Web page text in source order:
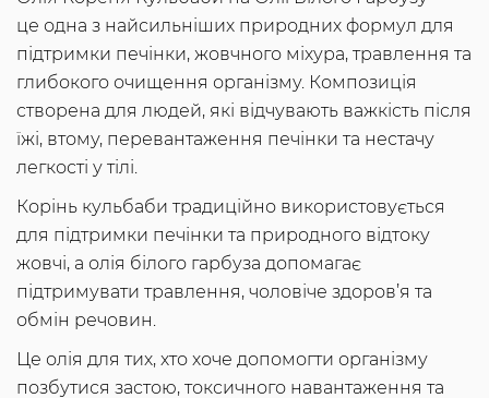
це одна з найсильніших природних формул для
підтримки печінки, жовчного міхура, травлення та
глибокого очищення організму. Композиція
створена для людей, які відчувають важкість після
їжі, втому, перевантаження печінки та нестачу
легкості у тілі.
Корінь кульбаби традиційно використовується
для підтримки печінки та природного відтоку
жовчі, а олія білого гарбуза допомагає
підтримувати травлення, чоловіче здоров’я та
обмін речовин.
Це олія для тих, хто хоче допомогти організму
позбутися застою, токсичного навантаження та